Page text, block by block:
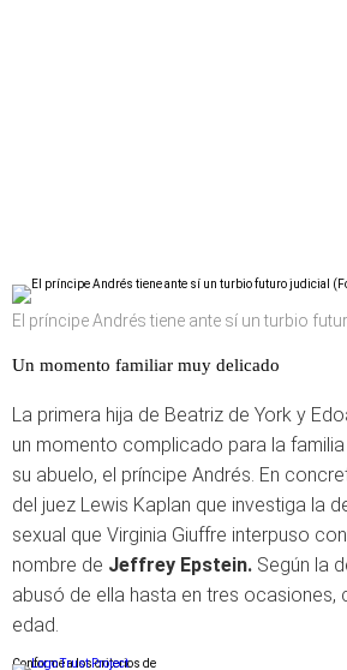
El príncipe Andrés tiene ante sí un turbio
Un momento familiar muy delicado
La primera hija de Beatriz de York y
un momento complicado para la
su abuelo, el príncipe Andrés. En
del juez Lewis Kaplan que investiga la
sexual que Virginia Giuffre interpuso
nombre de Jeffrey Epstein. Según la
abusó de ella hasta en tres ocasiones,
edad.
Conforme a los criterios de